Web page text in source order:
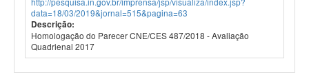
data=18/03/2019&jornal=515&pagina=63
Descrição:
Homologação do Parecer CNE/CES 487/2018 - Avaliação
Quadrienal 2017